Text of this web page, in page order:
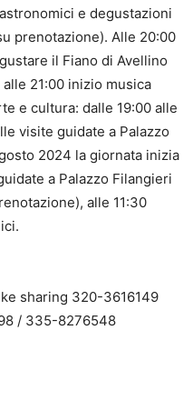
e degustazioni
prenotazione). Alle 20:00
il Fiano di Avellino
21:00 inizio musica
e cultura: dalle 19:00 alle
visite guidate a Palazzo
2024 la giornata inizia
a Palazzo Filangieri
alle 11:30
sharing 320-3616149
/ 335-8276548